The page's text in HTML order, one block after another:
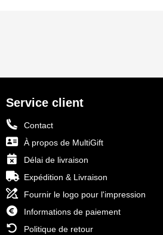
Service client
Contact
À propos de MultiGift
Délai de livraison
Expédition & Livraison
Fournir le logo pour l'impression
Informations de paiement
Politique de retour